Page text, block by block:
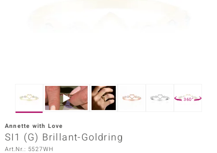
Vogue
360°
Annette with Love
SI1 (G) Brillant-Goldring
Art.Nr.: 5527WH